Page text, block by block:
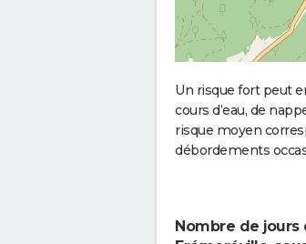
Un risque fort peut
cours d’eau, de
risque moyen
débordements
Nombre de